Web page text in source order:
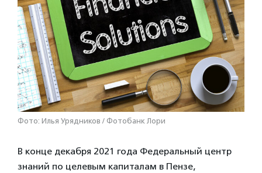
Фото: Илья Урядников / Фотобанк Лори
В конце декабря 2021 года Федеральный центр
знаний по целевым капиталам в Пензе,